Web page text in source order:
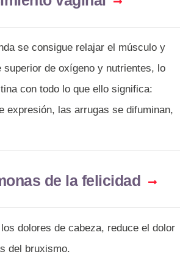
se consigue relajar el músculo y
de oxígeno y nutrientes, lo
con todo lo que ello significa:
expresión, las arrugas se difuminan,
de la felicidad
dolores de cabeza, reduce el dolor
del bruxismo.